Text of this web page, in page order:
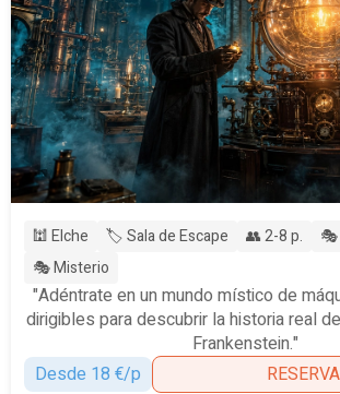
🕍 Elche 🏷️ Sala de Escape 👥 2-8 p.
🎭 Misterio
"Adéntrate en un mundo místico de
dirigibles para descubrir la historia real
Frankenstein."
Desde 18 €/p